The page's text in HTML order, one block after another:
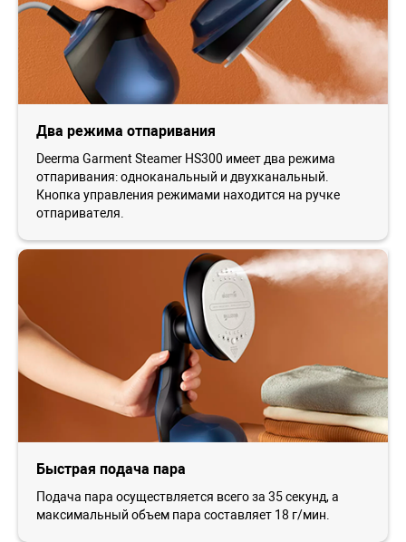
Два режима отпаривания
Deerma Garment Steamer HS300 имеет два режима
отпаривания: одноканальный и двухканальный.
Кнопка управления режимами находится на ручке
отпаривателя.
Быстрая подача пара
Подача пара осуществляется всего за 35 секунд, а
максимальный объем пара составляет 18 г/мин.